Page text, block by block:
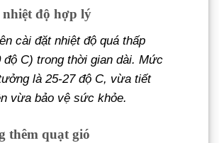
độ hợp lý
cài đặt nhiệt độ quá thấp
độ C) trong thời gian dài. Mức
là 25-27 độ C, vừa tiết
vừa bảo vệ sức khỏe.
thêm quạt gió